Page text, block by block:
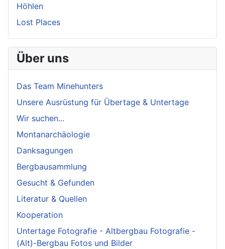
Höhlen
Lost Places
Über uns
Das Team Minehunters
Unsere Ausrüstung für Übertage & Untertage
Wir suchen...
Montanarchäologie
Danksagungen
Bergbausammlung
Gesucht & Gefunden
Literatur & Quellen
Kooperation
Untertage Fotografie - Altbergbau Fotografie -
(Alt)-Bergbau Fotos und Bilder